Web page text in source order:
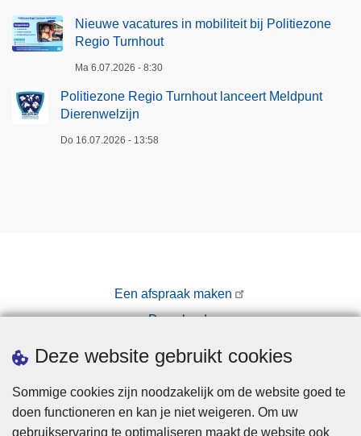
Deze website gebruikt cookies
Sommige cookies zijn noodzakelijk om de website goed te
doen functioneren en kan je niet weigeren. Om uw
gebruikservaring te optimaliseren maakt de website ook
Nieuwe vacatures in mobiliteit bij Politiezone
Regio Turnhout
Ma 6.07.2026 - 8:30
Politiezone Regio Turnhout lanceert Meldpunt
Dierenwelzijn
Do 16.07.2026 - 13:58
Een afspraak maken
Downloads